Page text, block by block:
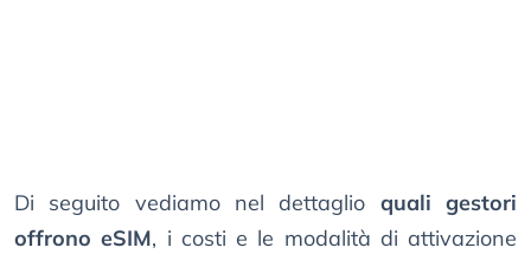
Di seguito vediamo nel dettaglio quali gestori
offrono eSIM, i costi e le modalità di attivazione